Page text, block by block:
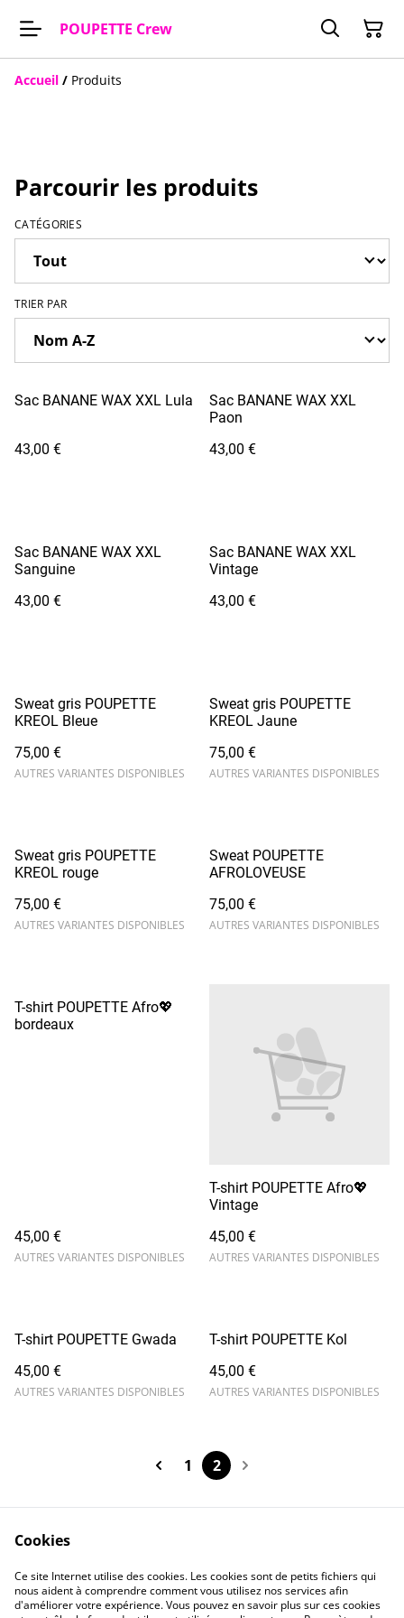
POUPETTE Crew
Accueil / Produits
Parcourir les produits
CATÉGORIES
TRIER PAR
Sac BANANE WAX XXL Lula
43,00 €
Sac BANANE WAX XXL
Paon
43,00 €
Sac BANANE WAX XXL
Sanguine
43,00 €
Sac BANANE WAX XXL
Vintage
43,00 €
Sweat gris POUPETTE
KREOL Bleue
75,00 €
AUTRES VARIANTES DISPONIBLES
Sweat gris POUPETTE
KREOL Jaune
75,00 €
AUTRES VARIANTES DISPONIBLES
Sweat gris POUPETTE
KREOL rouge
75,00 €
AUTRES VARIANTES DISPONIBLES
Sweat POUPETTE
AFROLOVEUSE
75,00 €
AUTRES VARIANTES DISPONIBLES
T-shirt POUPETTE Afro💖
bordeaux
45,00 €
AUTRES VARIANTES DISPONIBLES
T-shirt POUPETTE Afro💖
Vintage
45,00 €
AUTRES VARIANTES DISPONIBLES
T-shirt POUPETTE Gwada
45,00 €
AUTRES VARIANTES DISPONIBLES
T-shirt POUPETTE Kol
45,00 €
AUTRES VARIANTES DISPONIBLES
1 2
Contactez-moi
Legal Terms
Privacy Policy
Cookie Policy
Cookies
Ce site Internet utilise des cookies. Les cookies sont de petits fichiers qui
nous aident à comprendre comment vous utilisez nos services afin
d'améliorer votre expérience. Vous pouvez en savoir plus sur ces cookies